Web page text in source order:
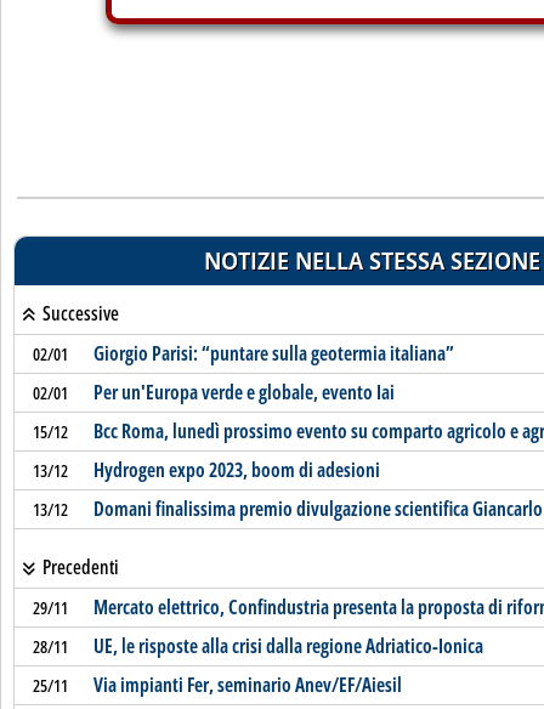
NOTIZIE NELLA STESSA SEZIONE
Successive
02/01 Giorgio Parisi: “puntare sulla geotermia italiana”
02/01 Per un'Europa verde e globale, evento Iai
15/12 Bcc Roma, lunedì prossimo evento su comparto agricolo e
13/12 Hydrogen expo 2023, boom di adesioni
13/12 Domani finalissima premio divulgazione scientifica
Precedenti
29/11 Mercato elettrico, Confindustria presenta la proposta di
28/11 UE, le risposte alla crisi dalla regione Adriatico-Ionica
25/11 Via impianti Fer, seminario Anev/EF/Aiesil